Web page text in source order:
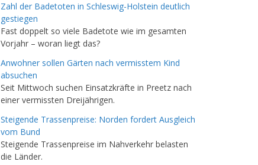
Zahl der Badetoten in Schleswig-Holstein deutlich
gestiegen
Fast doppelt so viele Badetote wie im gesamten
Vorjahr – woran liegt das?
Anwohner sollen Gärten nach vermisstem Kind
absuchen
Seit Mittwoch suchen Einsatzkräfte in Preetz nach
einer vermissten Dreijährigen.
Steigende Trassenpreise: Norden fordert Ausgleich
vom Bund
Steigende Trassenpreise im Nahverkehr belasten
die Länder.